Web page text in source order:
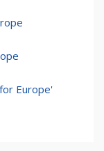
Europe'